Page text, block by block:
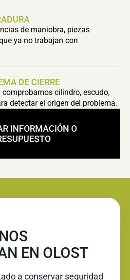
de maniobra, piezas
ya no trabajan con
DE CIERRE
comprobamos cilindro, escudo,
detectar el origen del problema.
INFORMACIÓN O
EN OLOST
a conservar seguridad